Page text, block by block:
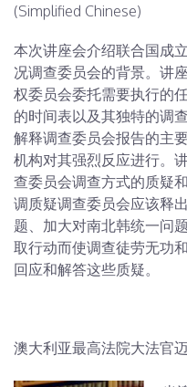
(Simplified Chinese)
本次讲座会介绍联合国成
况调查委员会的背景。讲
权委员会委托需要执行的
的时间表以及其独特的调
解释调查委员会报告的主
机构对其强烈反应进行。
查委员会调查方式的质疑
调质疑调查委员会应该释
题、加大对南北韩统一问
取行动而使调查徒劳无功
回应和解答这些质疑。
澳大利亚最高法院大法官